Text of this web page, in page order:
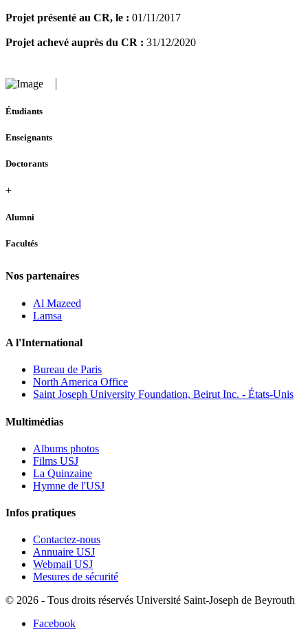
Projet présenté au CR, le : 01/11/2017
Projet achevé auprès du CR : 31/12/2020
Étudiants
Enseignants
Doctorants
+
Alumni
Facultés
Nos partenaires
Al Mazeed
Lamsa
A l'International
Bureau de Paris
North America Office
Saint Joseph University Foundation, Beirut Inc. - États-Unis
Multimédias
Albums photos
Films USJ
La Quinzaine
Hymne de l'USJ
Infos pratiques
Contactez-nous
Annuaire USJ
Webmail USJ
Mesures de sécurité
© 2026 - Tous droits réservés Université Saint-Joseph de Beyrouth
Facebook